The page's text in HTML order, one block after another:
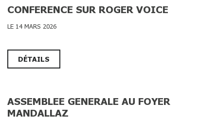
CONFERENCE SUR ROGER VOICE
LE 14 MARS 2026
DÉTAILS
ASSEMBLEE GENERALE AU FOYER
MANDALLAZ